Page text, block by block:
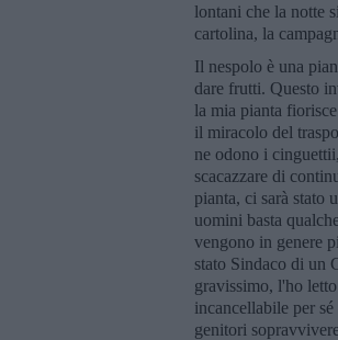
lontani che la notte
cartolina, la
Il nespolo è una
dare frutti. Questo
la mia pianta
il miracolo del
ne odono i
scacazzare di
pianta, ci sarà stato
uomini basta
vengono in genere
stato Sindaco di un
gravissimo, l'ho
incancellabile per
genitori